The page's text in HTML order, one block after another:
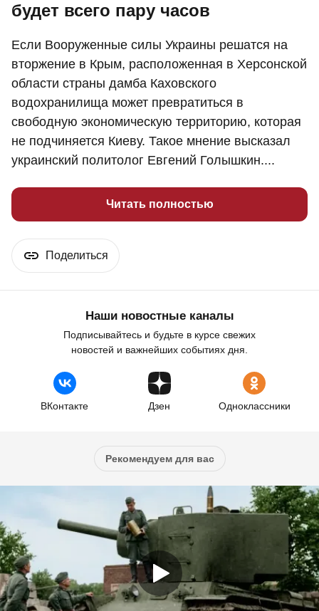
будет всего пару часов
Если Вооруженные силы Украины решатся на
вторжение в Крым, расположенная в Херсонской
области страны дамба Каховского
водохранилища может превратиться в
свободную экономическую территорию, которая
не подчиняется Киеву. Такое мнение высказал
украинский политолог Евгений Голышкин....
Читать полностью
Поделиться
Наши новостные каналы
Подписывайтесь и будьте в курсе свежих
новостей и важнейших событиях дня.
ВКонтакте Дзен Одноклассники
Рекомендуем для вас